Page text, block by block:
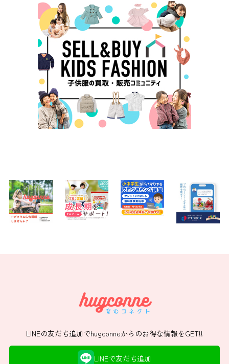
LINEの友だち追加でhugconneからのお得な情報をGET!!
LINEで友だち追加